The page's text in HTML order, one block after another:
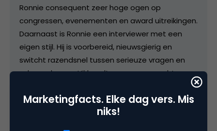
Ronnie consequent zeer hoge ogen op
congressen, evenementen en award uitreikingen.
Daarnaast is Ronnie een interviewer met een
eigen stijl. Hij is voorbereid, nieuwsgierig en
switcht razendsnel tussen serieuze vragen en
scherpe humor. Hij houdt van open en echte
altijd in zijn of haar waarde laat. Scherp, maar
altijd met respect als vangrail. Ronnie heeft
Marketingfacts. Elke dag vers. Mis
niks!